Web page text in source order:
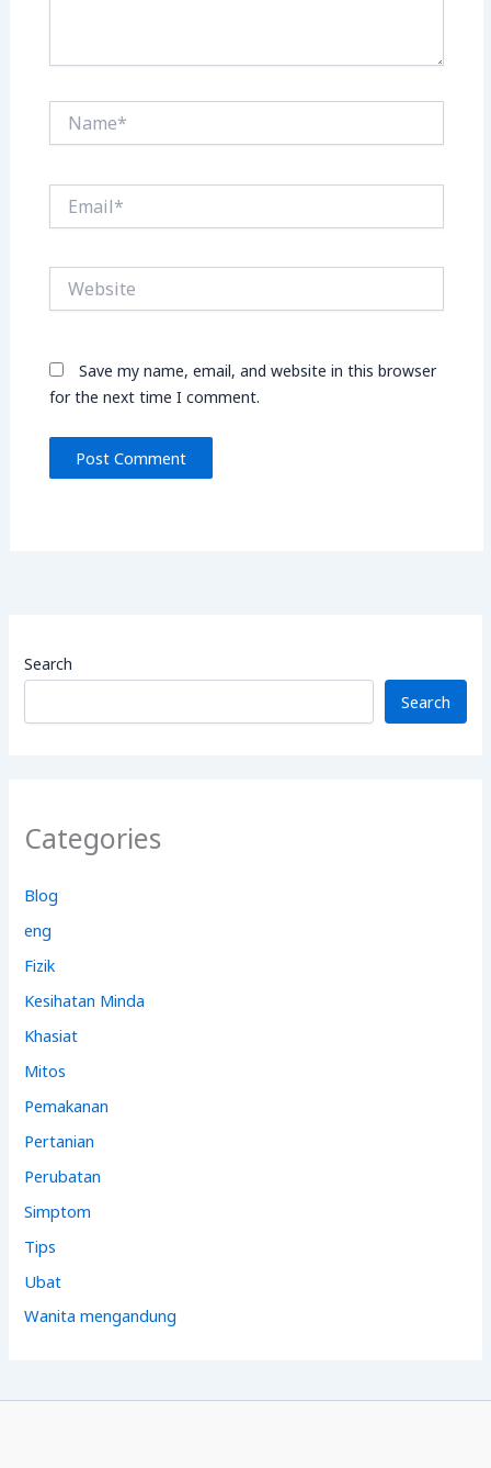
Save my name, email, and website in this browser
for the next time I comment.
Search
Search
Categories
Blog
eng
Fizik
Kesihatan Minda
Khasiat
Mitos
Pemakanan
Pertanian
Perubatan
Simptom
Tips
Ubat
Wanita mengandung